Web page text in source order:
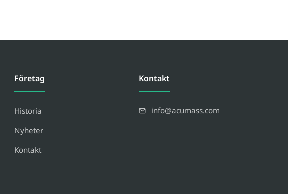
Företag
Historia
Nyheter
Kontakt
Kontakt
info@acumass.com